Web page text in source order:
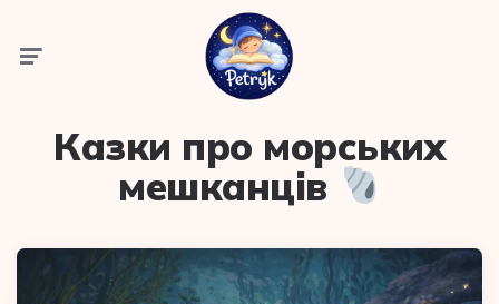
Казки про морських
мешканців